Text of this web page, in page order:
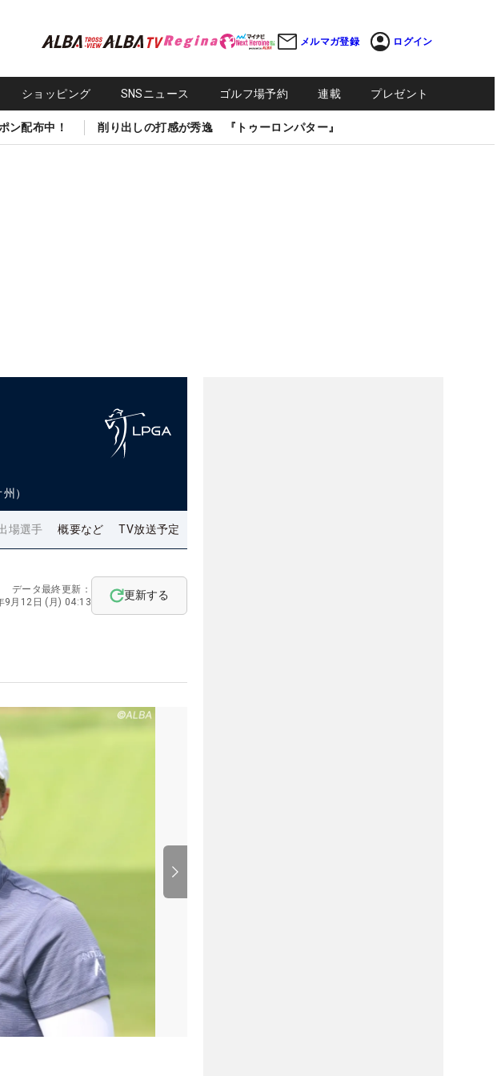
メルマガ登録 ログイン
ショッピング SNSニュース ゴルフ場予約 連載 プレゼント
ン配布中！ 削り出しの打感が秀逸 『トゥーロンパター』
）
場選手 概要など TV放送予定
データ最終更新：
9月12日 (月) 04:13
更新する